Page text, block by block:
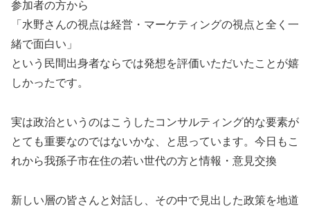
参加者の方から
「水野さんの視点は経営・マーケティングの視点と全く一
緒で面白い」
という民間出身者ならでは発想を評価いただいたことが嬉
しかったです。
実は政治というのはこうしたコンサルティング的な要素が
とても重要なのではないかな、と思っています。今日もこ
れから我孫子市在住の若い世代の方と情報・意見交換
新しい層の皆さんと対話し、その中で見出した政策を地道